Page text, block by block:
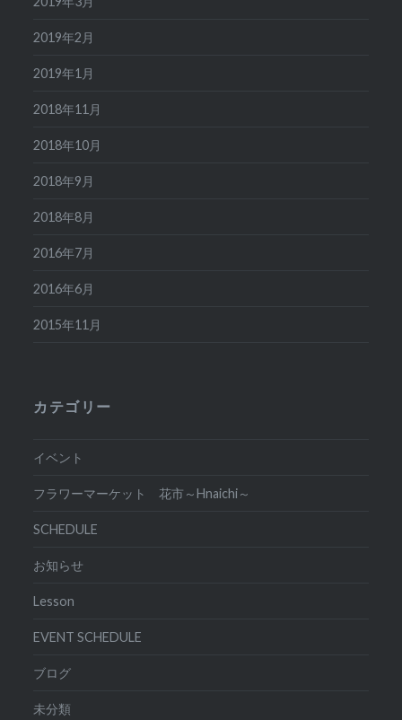
2019年2月
2019年1月
2018年11月
2018年10月
2018年9月
2018年8月
2016年7月
2016年6月
2015年11月
カテゴリー
イベント
フラワーマーケット 花市～Hnaichi～
SCHEDULE
お知らせ
Lesson
EVENT SCHEDULE
ブログ
未分類